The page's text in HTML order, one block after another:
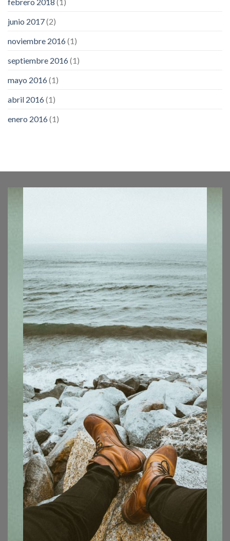
junio 2017(2)
noviembre 2016(1)
septiembre 2016(1)
mayo 2016(1)
abril 2016(1)
enero 2016(1)